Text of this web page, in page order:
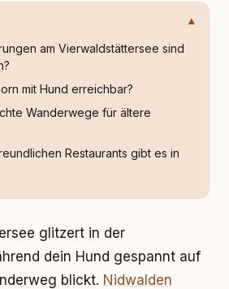
am Vierwaldstättersee sind
mit Hund erreichbar?
Wanderwege für ältere
Restaurants gibt es in
glitzert in der
dein Hund gespannt auf
blickt. Nidwalden